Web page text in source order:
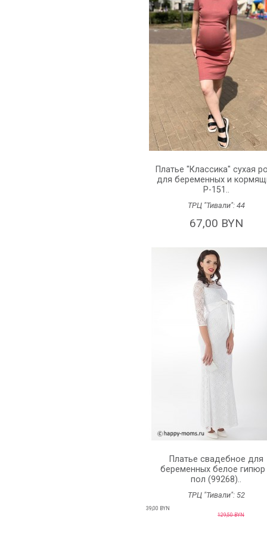
Платье "Классика" сухая
для беременных и
P-151..
ТРЦ "Тивали": 44
67,00 BYN
Платье свадебное для
беременных белое гипюр
пол (99268)..
ТРЦ "Тивали": 52
39,00 BYN
129,50 BYN